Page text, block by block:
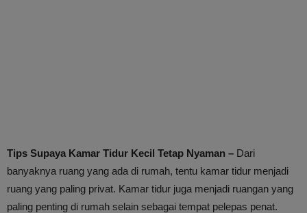
Tips Supaya Kamar Tidur Kecil Tetap Nyaman – Dari
banyaknya ruang yang ada di rumah, tentu kamar tidur menjadi
ruang yang paling privat. Kamar tidur juga menjadi ruangan yang
paling penting di rumah selain sebagai tempat pelepas penat.